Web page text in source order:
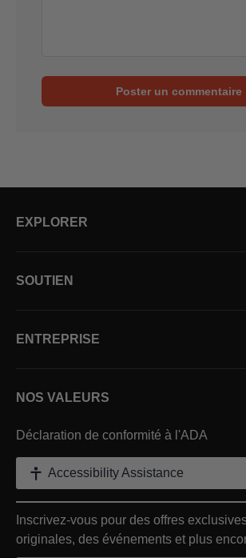
Poster un commentaire
EXPLORER
SOUTIEN
ENTREPRISE
NOS VALEURS
Déclaration de conformité à l'ADA
Accessibility Assistance
Inscrivez-vous pour des offres
originales, des événements et plus